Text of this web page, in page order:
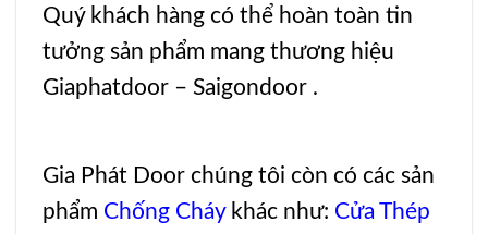
Quý khách hàng có thể hoàn toàn tin
tưởng sản phẩm mang thương hiệu
Giaphatdoor – Saigondoor .
Gia Phát Door chúng tôi còn có các sản
phẩm Chống Cháykhác như: Cửa Thép